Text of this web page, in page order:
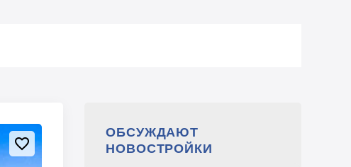

ОБСУЖДАЮТ
НОВОСТРОЙКИ